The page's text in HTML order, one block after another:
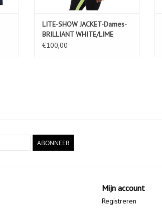
LITE-SHOW JACKET-Dames-
BRILLIANT WHITE/LIME
GREEN
€100,00
ABONNEER
Mijn account
Registreren